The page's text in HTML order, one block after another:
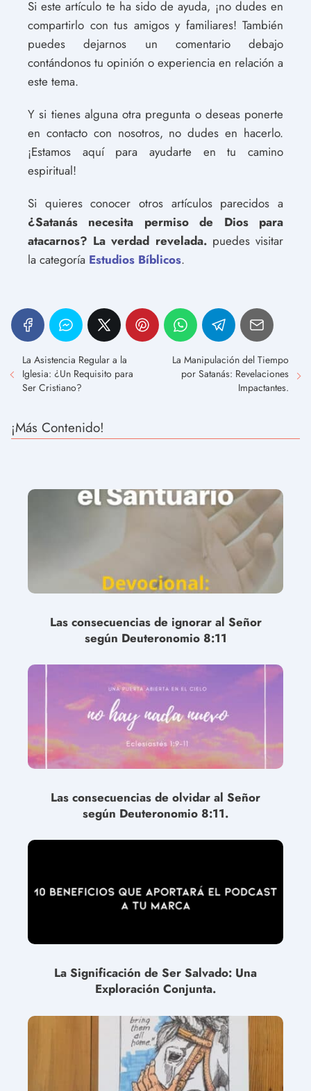
Si este artículo te ha sido de ayuda, ¡no dudes en
compartirlo con tus amigos y familiares! También
puedes dejarnos un comentario debajo
contándonos tu opinión o experiencia en relación a
este tema.
Y si tienes alguna otra pregunta o deseas ponerte
en contacto con nosotros, no dudes en hacerlo.
¡Estamos aquí para ayudarte en tu camino
espiritual!
Si quieres conocer otros artículos parecidos a
¿Satanás necesita permiso de Dios para
atacarnos? La verdad revelada.puedes visitar
la categoría Estudios Bíblicos.
La Asistencia Regular a la
Iglesia: ¿Un Requisito para
Ser Cristiano?
La Manipulación del Tiempo
por Satanás: Revelaciones
Impactantes.
¡Más Contenido!
Las consecuencias de ignorar al Señor
según Deuteronomio 8:11
Las consecuencias de olvidar al Señor
según Deuteronomio 8:11.
La Significación de Ser Salvado: Una
Exploración Conjunta.